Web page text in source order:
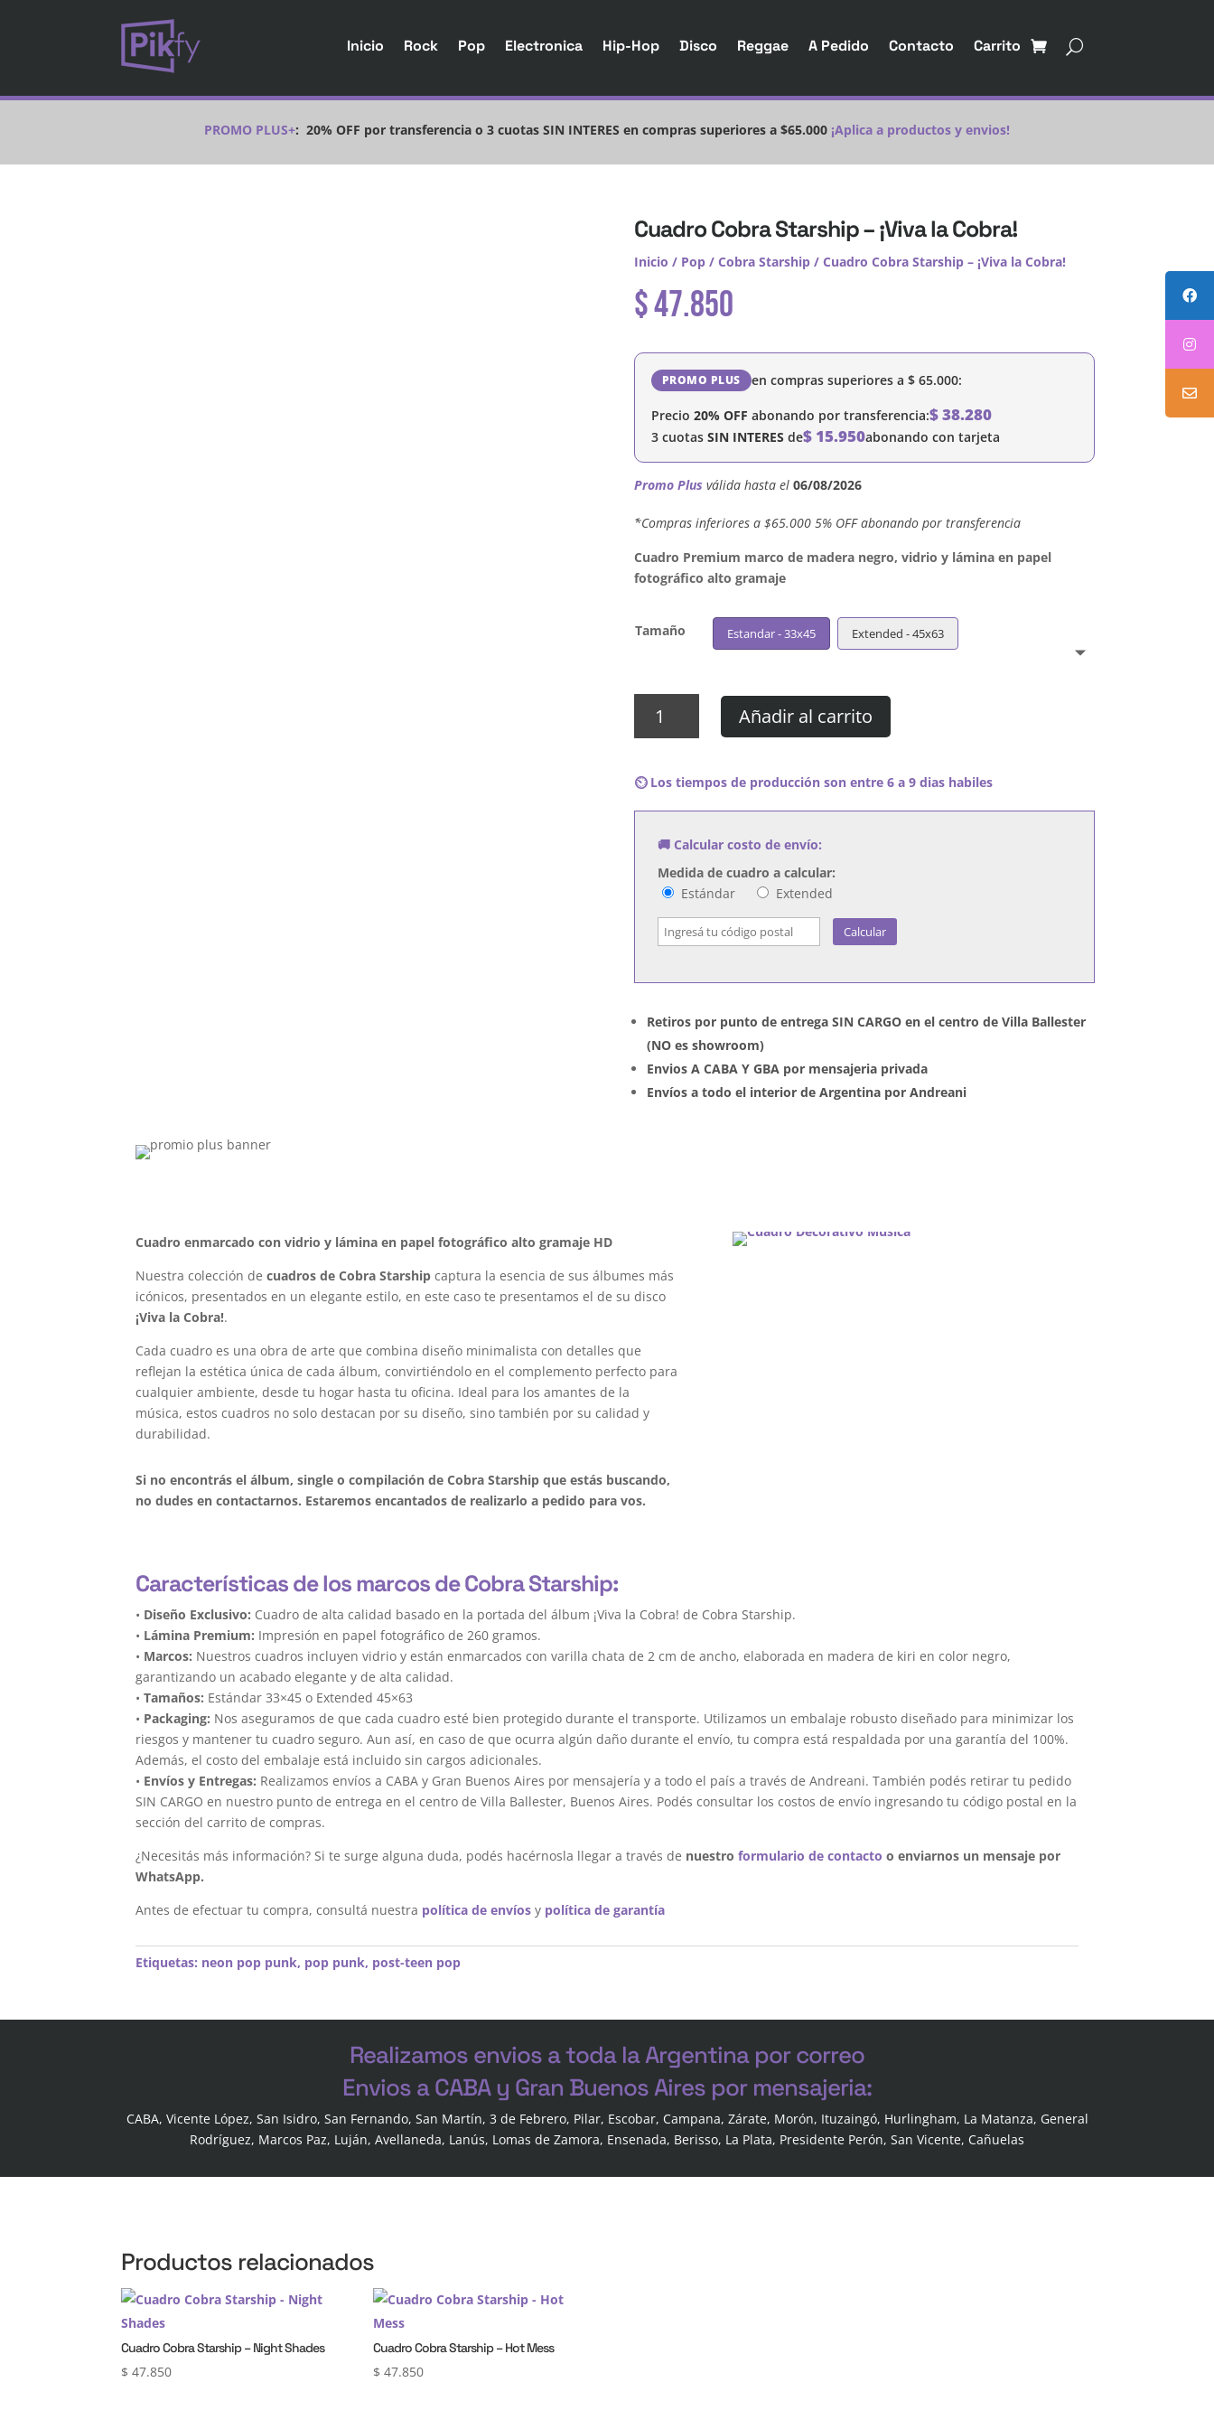
Inicio Rock Pop Electronica Hip-Hop Disco Reggae A Pedido Contacto Carrito
PROMO PLUS+: 20% OFF por transferencia o 3 cuotas SIN INTERES en compras superiores a $65.000 ¡Aplica a productos y envios!
Cuadro Cobra Starship – ¡Viva la Cobra!
Inicio / Pop/ Cobra Starship/ Cuadro Cobra Starship – ¡Viva la Cobra!
$47.850
PROMO PLUS en compras superiores a $65.000:
Precio 20% OFF abonando por transferencia:$38.280
3 cuotas SIN INTERES de$15.950abonando con tarjeta
Promo Plus válida hasta el 06/08/2026
´*Compras inferiores a $65.000 5% OFF abonando por transferencia
Cuadro Premium marco de madera negro, vidrio y lámina en papel
fotográfico alto gramaje
Tamaño Estandar - 33x45 Extended - 45x63
Cobra
¡Viva
la
cantidad
Añadir al carrito
⏲️ Los tiempos de producción son entre 6 a 9 dias habiles
🚚 Calcular costo de envío:
Medida de cuadro a calcular:
Estándar
Extended
Calcular
Retiros por punto de entrega SIN CARGO en el centro de Villa Ballester
(NO es showroom)
Envios A CABA Y GBA por mensajeria privada
Envíos a todo el interior de Argentina por Andreani
Cuadro enmarcado con vidrio y lámina en papel fotográfico alto gramaje HD
Nuestra colección decuadros de Cobra Starship captura la esencia de sus álbumes más
icónicos, presentados en un elegante estilo, en este caso te presentamos el de su disco
¡Viva la Cobra!.
Cada cuadro es una obra de arte que combina diseño minimalista con detalles que
reflejan la estética única de cada álbum, convirtiéndolo en el complemento perfecto para
cualquier ambiente, desde tu hogar hasta tu oficina. Ideal para los amantes de la
música, estos cuadros no solo destacan por su diseño, sino también por su calidad y
durabilidad.
Si no encontrás el álbum, single o compilación de Cobra Starship que estás buscando,
no dudes en contactarnos. Estaremos encantados de realizarlo a pedido para vos.
Características de los marcos de Cobra Starship:
• Diseño Exclusivo: Cuadro de alta calidad basado en la portada del álbum ¡Viva la Cobra! de Cobra Starship.
• Lámina Premium: Impresión en papel fotográfico de 260 gramos.
• Marcos: Nuestros cuadros incluyen vidrio y están enmarcados con varilla chata de 2 cm de ancho, elaborada en madera de kiri en color negro,
garantizando un acabado elegante y de alta calidad.
•Tamaños: Estándar 33×45 o Extended 45×63
• Packaging: Nos aseguramos de que cada cuadro esté bien protegido durante el transporte. Utilizamos un embalaje robusto diseñado para minimizar los
riesgos y mantener tu cuadro seguro. Aun así, en caso de que ocurra algún daño durante el envío, tu compra está respaldada por una garantía del 100%.
Además, el costo del embalaje está incluido sin cargos adicionales.
• Envíos y Entregas: Realizamos envíos a CABA y Gran Buenos Aires por mensajería y a todo el país a través de Andreani. También podés retirar tu pedido
SIN CARGO en nuestro punto de entrega en el centro de Villa Ballester, Buenos Aires. Podés consultar los costos de envío ingresando tu código postal en la
sección del carrito de compras.
¿Necesitás más información? Si te surge alguna duda, podés hacérnosla llegar a través de nuestroformulario de contacto o enviarnos un mensaje por
WhatsApp.
Antes de efectuar tu compra, consultá nuestra política de envíos y política de garantía
Etiquetas: neon pop punk, pop punk, post-teen pop
Realizamos envios a toda la Argentina por correo
Envios a CABA y Gran Buenos Aires por mensajeria:
CABA, Vicente López, San Isidro, San Fernando, San Martín, 3 de Febrero, Pilar, Escobar, Campana, Zárate, Morón, Ituzaingó, Hurlingham, La Matanza, General
Rodríguez, Marcos Paz, Luján, Avellaneda, Lanús, Lomas de Zamora, Ensenada, Berisso, La Plata, Presidente Perón, San Vicente, Cañuelas
Productos relacionados
Cuadro Cobra Starship – Night Shades
$ 47.850
Cuadro Cobra Starship – Hot Mess
$ 47.850